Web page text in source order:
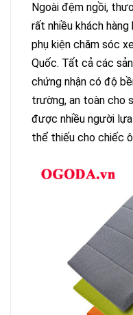
Ngoài đệm ngồi,
rất nhiều khách
phụ kiện chăm sóc
Quốc. Tất cả các
chứng nhận có độ
trường, an toàn cho
được nhiều người
thể thiếu cho chiếc